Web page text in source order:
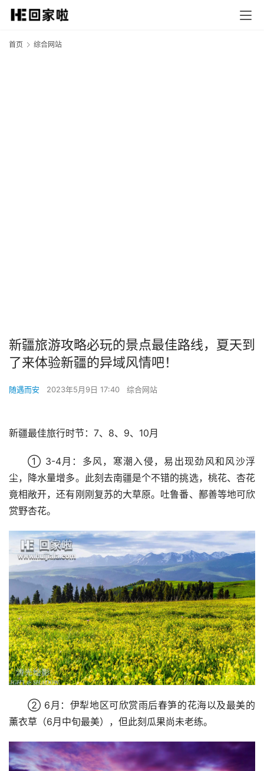
首页 综合网站
新疆旅游攻略必玩的景点最佳路线，夏天到
了来体验新疆的异域风情吧！
随遇而安 2023年5月9日 17:40 综合网站
新疆最佳旅行时节：7、8、9、10月
① 3-4月：多风，寒潮入侵，易出现劲风和风沙浮
尘，降水量增多。此刻去南疆是个不错的挑选，桃花、杏花
竟相敞开，还有刚刚复苏的大草原。吐鲁番、鄯善等地可欣
赏野杏花。​
② 6月：伊犁地区可欣赏雨后春笋的花海以及最美的
薰衣草（6月中旬最美），但此刻瓜果尚未老练。